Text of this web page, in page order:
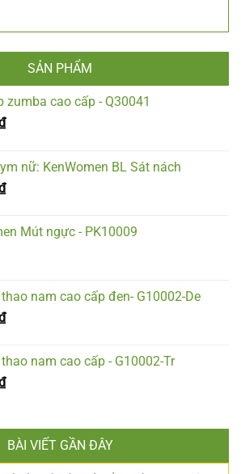
SẢN PHẨM
zumba cao cấp - Q30041
nữ: KenWomen BL Sát nách
Mút ngực - PK10009
nam cao cấp đen- G10002-De
nam cao cấp - G10002-Tr
BÀI VIẾT GẦN ĐÂY